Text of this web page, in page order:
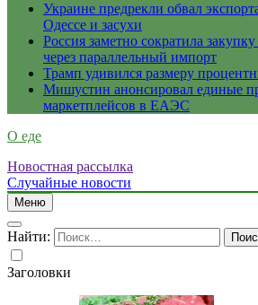
Украине предрекли обвал
Одессе и засухи
Россия заметно сократила
через параллельный импорт
Трамп удивился размеру
Мишустин анонсировал единые
маркетплейсов в ЕАЭС
О еде
Новостная рассылка
Случайные новости
Меню
Найти:
Заголовки